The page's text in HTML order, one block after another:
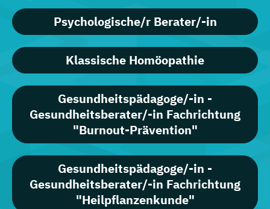
Psychologische/r Berater/-in
Klassische Homöopathie
Gesundheitspädagoge/-in -
Gesundheitsberater/-in Fachrichtung
"Burnout-Prävention"
Gesundheitspädagoge/-in -
Gesundheitsberater/-in Fachrichtung
"Heilpflanzenkunde"